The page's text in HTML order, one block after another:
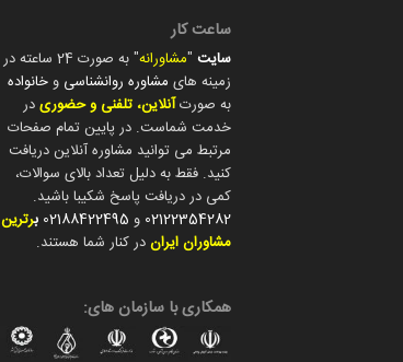
ساعت کار
سایت "مشاورانه
" به صورت 24 ساعته در
زمینه های مشاوره روانشناسی و خانواده
به صورتآنلاین، تلفنی و حضوریدر
خدمت شماست. در پایین تمام صفحات
مرتبط می توانید مشاوره آنلاین دریافت
کنید. فقط به دلیل تعداد بالای سوالات،
کمی در دریافت پاسخ شکیبا باشید.
02122354282 و 02188422495 برترین
مشاوران ایراندر کنار شما هستند.
همکاری با سازمان های: